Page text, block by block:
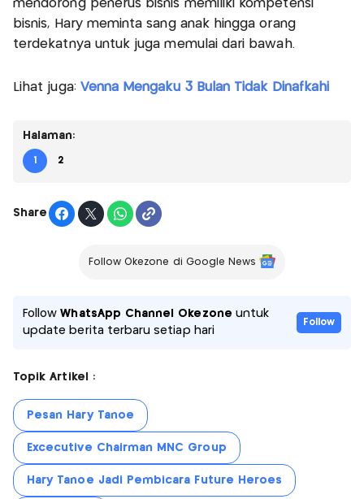
mendorong penerus bisnis memiliki kompetensi
bisnis, Hary meminta sang anak hingga orang
terdekatnya untuk juga memulai dari bawah.
Lihat juga: Venna Mengaku 3 Bulan Tidak Dinafkahi
Halaman:
1 2
Share
Follow Okezone di Google News
FollowWhatsApp Channel Okezone untuk
update berita terbaru setiap hari
Follow
Topik Artikel :
Pesan Hary Tanoe
Excecutive Chairman MNC Group
Hary Tanoe Jadi Pembicara Future Heroes